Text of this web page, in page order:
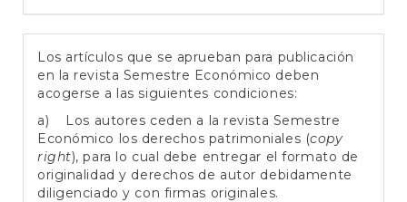
Los artículos que se aprueban para publicación
en la revista Semestre Económico deben
acogerse a las siguientes condiciones:
a) Los autores ceden a la revista Semestre
Económico los derechos patrimoniales (copy
right), para lo cual debe entregar el formato de
originalidad y derechos de autor debidamente
diligenciado y con firmas originales.